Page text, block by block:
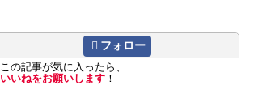
フォロー
この記事が気に入ったら、
いいねをお願いします ！